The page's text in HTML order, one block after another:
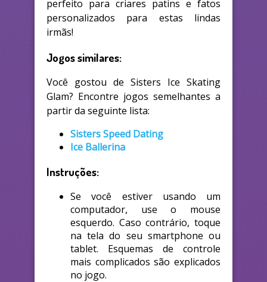
perfeito para criares patins e fatos
personalizados para estas lindas
irmãs!
Jogos similares:
Você gostou de Sisters Ice Skating
Glam? Encontre jogos semelhantes a
partir da seguinte lista:
Sisters Speed Dating
Ice Ballerina
Instruções:
Se você estiver usando um
computador, use o mouse
esquerdo. Caso contrário, toque
na tela do seu smartphone ou
tablet. Esquemas de controle
mais complicados são explicados
no jogo.